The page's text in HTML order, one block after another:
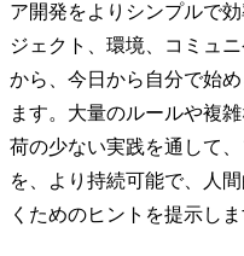
ア開発をよりシンプルで
ジェクト、環境、コミュ
から、今日から自分で始
ます。大量のルールや複
荷の少ない実践を通して
を、より持続可能で、人
くためのヒントを提示しま